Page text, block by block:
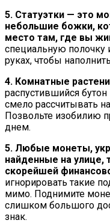
5. Статуэтки — это
небольшие божки,
место там, где вы
специальную
руках, чтобы
4. Комнатные
распустившийся
смело рассчитывать
Позвольте изобилию
днем.
5. Любые монеты,
найденные на улице,
скорейшей
игнорировать такие
мимо. Поднимите
слишком большого
знак.